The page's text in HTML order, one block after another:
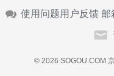
使用问题用户反馈 邮
© 2026 SOGOU.COM